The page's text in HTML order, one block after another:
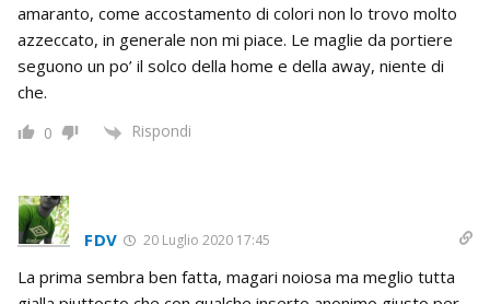
amaranto, come accostamento di colori non lo trovo molto
azzeccato, in generale non mi piace. Le maglie da portiere
seguono un po’ il solco della home e della away, niente di
che.
0 Rispondi
FDV 20 Luglio 2020 17:45
La prima sembra ben fatta, magari noiosa ma meglio tutta